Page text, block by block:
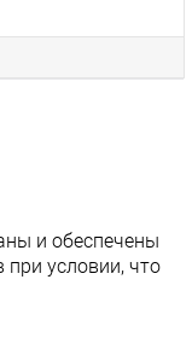
и обеспечены
условии, что